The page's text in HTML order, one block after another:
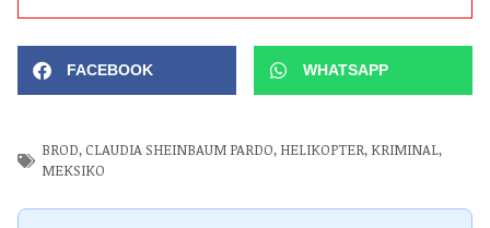
FACEBOOK WHATSAPP
BROD,CLAUDIA SHEINBAUM PARDO, HELIKOPTER, KRIMINAL,
MEKSIKO